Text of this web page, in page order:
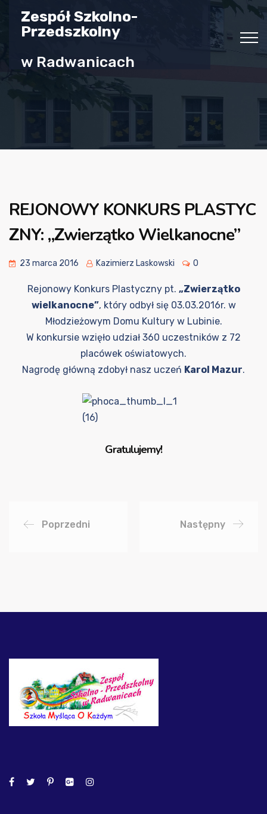
Zespół Szkolno-
Przedszkolny
w Radwanicach
REJONOWY KONKURS PLASTYC
ZNY: „Zwierzątko Wielkanocne”
23 marca 2016 Kazimierz Laskowski 0
Rejonowy Konkurs Plastyczny pt. „Zwierzątko
wielkanocne”, który odbył się 03.03.2016r. w
Młodzieżowym Domu Kultury w Lubinie.
W konkursie wzięło udział 360 uczestników z 72
placówek oświatowych.
Nagrodę główną zdobył nasz uczeń Karol Mazur.
Gratulujemy!
Poprzedni Następny